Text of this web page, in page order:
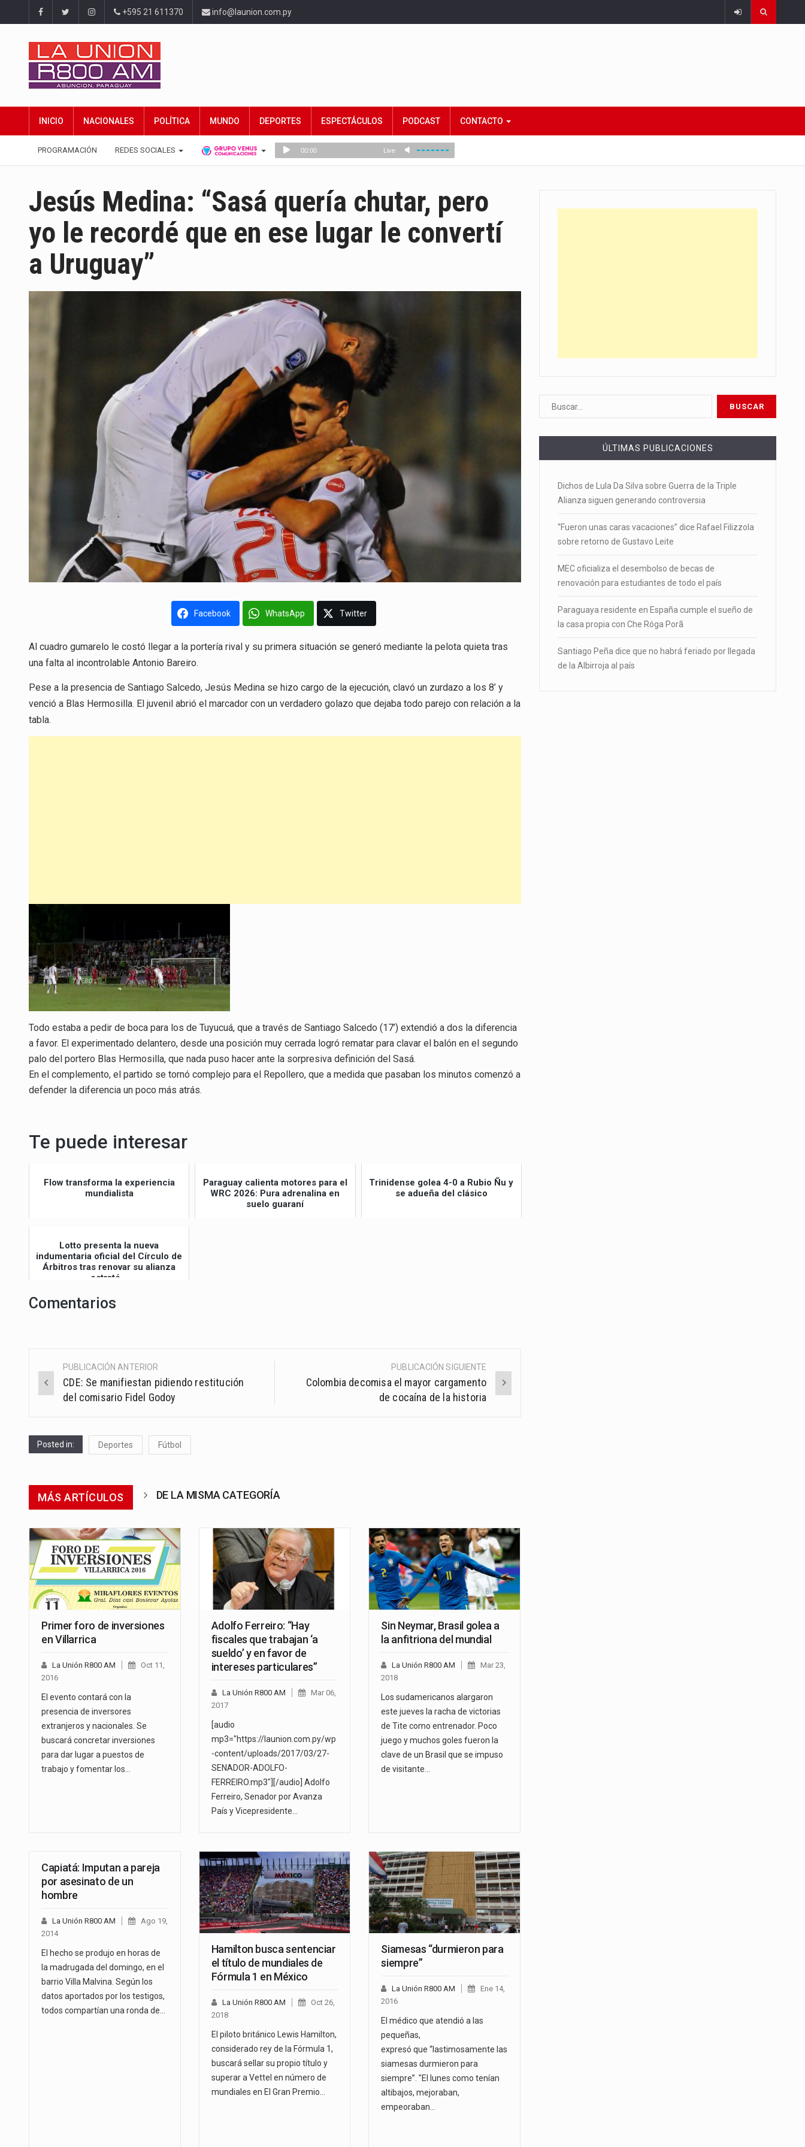
+595 21 611370 info@launion.com.py
INICIO NACIONALES POLÍTICA MUNDO DEPORTES ESPECTÁCULOS PODCAST CONTACTO
PROGRAMACIÓN REDES SOCIALES
Jesús Medina: “Sasá quería chutar, pero
yo le recordé que en ese lugar le convertí
a Uruguay”
Facebook WhatsApp Twitter
Al cuadro gumarelo le costó llegar a la portería rival y su primera situación se generó mediante la pelota quieta tras
una falta al incontrolable Antonio Bareiro.
Pese a la presencia de Santiago Salcedo, Jesús Medina se hizo cargo de la ejecución, clavó un zurdazo a los 8’ y
venció a Blas Hermosilla. El juvenil abrió el marcador con un verdadero golazo que dejaba todo parejo con relación a la
tabla.
Todo estaba a pedir de boca para los de Tuyucuá, que a través de Santiago Salcedo (17’) extendió a dos la diferencia
a favor. El experimentado delantero, desde una posición muy cerrada logró rematar para clavar el balón en el segundo
palo del portero Blas Hermosilla, que nada puso hacer ante la sorpresiva definición del Sasá.
En el complemento, el partido se tornó complejo para el Repollero, que a medida que pasaban los minutos comenzó a
defender la diferencia un poco más atrás.
Te puede interesar
Flow transforma la experiencia
mundialista
Paraguay calienta motores para el
WRC 2026: Pura adrenalina en
suelo guaraní
Trinidense golea 4-0 a Rubio Ñu y
se adueña del clásico
Lotto presenta la nueva
indumentaria oficial del Círculo de
Árbitros tras renovar su alianza
estraté...
Comentarios
Post
navigation
PUBLICACIÓN ANTERIOR
CDE: Se manifiestan pidiendo restitución
del comisario Fidel Godoy
PUBLICACIÓN SIGUIENTE
Colombia decomisa el mayor cargamento
de cocaína de la historia
Posted in: Deportes Fútbol
MÁS ARTÍCULOS DE LA MISMA CATEGORÍA
Primer foro de inversiones
en Villarrica
La Unión R800 AM
Oct 11,
2016
El evento contará con la
presencia de inversores
extranjeros y nacionales. Se
buscará concretar inversiones
para dar lugar a puestos de
trabajo y fomentar los…
Adolfo Ferreiro: “Hay
fiscales que trabajan ‘a
sueldo’ y en favor de
intereses particulares”
La Unión R800 AM
Mar 06,
2017
[audio
mp3="https://launion.com.py/wp
-content/uploads/2017/03/27-
SENADOR-ADOLFO-
FERREIRO.mp3"][/audio] Adolfo
Ferreiro, Senador por Avanza
País y Vicepresidente…
Sin Neymar, Brasil golea a
la anfitriona del mundial
La Unión R800 AM
Mar 23,
2018
Los sudamericanos alargaron
este jueves la racha de victorias
de Tite como entrenador. Poco
juego y muchos goles fueron la
clave de un Brasil que se impuso
de visitante…
Capiatá: Imputan a pareja
por asesinato de un
hombre
La Unión R800 AM
Ago 19,
2014
El hecho se produjo en horas de
la madrugada del domingo, en el
barrio Villa Malvina. Según los
datos aportados por los testigos,
todos compartían una ronda de…
Hamilton busca sentenciar
el título de mundiales de
Fórmula 1 en México
La Unión R800 AM
Oct 26,
2018
El piloto británico Lewis Hamilton,
considerado rey de la Fórmula 1,
buscará sellar su propio título y
superar a Vettel en número de
mundiales en El Gran Premio…
Siamesas “durmieron para
siempre”
La Unión R800 AM
Ene 14,
2016
El médico que atendió a las
pequeñas,
expresó que “lastimosamente las
siamesas durmieron para
siempre”. "El lunes como tenían
altibajos, mejoraban,
empeoraban…
ÚLTIMAS PUBLICACIONES
Dichos de Lula Da Silva sobre Guerra de la Triple
Alianza siguen generando controversia
“Fueron unas caras vacaciones” dice Rafael Filizzola
sobre retorno de Gustavo Leite
MEC oficializa el desembolso de becas de
renovación para estudiantes de todo el país
Paraguaya residente en España cumple el sueño de
la casa propia con Che Róga Porã
Santiago Peña dice que no habrá feriado por llegada
de la Albirroja al país